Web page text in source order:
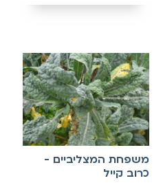
משפחת המצליביים -
כרוב קייל